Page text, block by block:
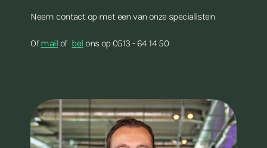
Neem contact op met een van onze specialisten
Ofmail of bel ons op 0513 - 64 14 50